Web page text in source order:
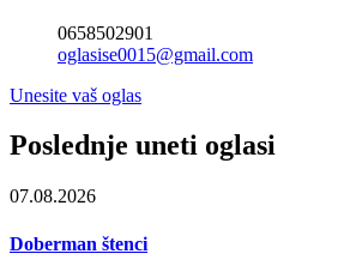
0658502901
oglasise0015@gmail.com
Unesite vaš oglas
Poslednje uneti oglasi
07.08.2026
Doberman štenci